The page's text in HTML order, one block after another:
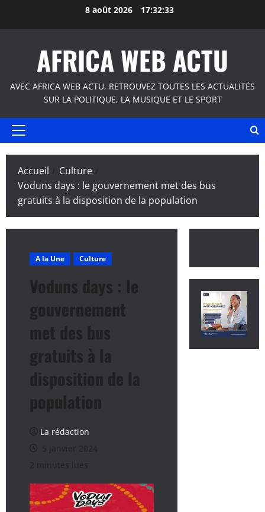
8 août 2026 17:32:34
AFRICA WEB ACTU
AVEC AFRICA WEB ACTU, RETROUVEZ TOUTES LES ACTUALITÉS
SUR LA POLITIQUE, LA MUSIQUE ET LE SPORT
Menu
Accueil
Culture
Voduns days : le gouvernement met des bus
gratuits à la disposition de la population
A la Une Culture
Voduns days : le
gouvernement
met des bus
gratuits à la
disposition de la
population
La rédaction
5 janvier 2024
2 minutes lues